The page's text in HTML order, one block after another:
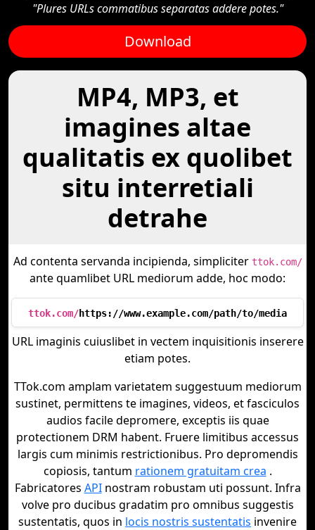
"Plures URLs commatibus separatas addere potes."
Download
MP4, MP3, et
imagines altae
qualitatis ex quolibet
situ interretiali
detrahe
Ad contenta servanda incipienda, simpliciter ttok.com/
ante quamlibet URL mediorum adde, hoc modo:
ttok.com/https://www.example.com/path/to/media
URL imaginis cuiuslibet in vectem inquisitionis inserere
etiam potes.
TTok.com amplam varietatem suggestuum mediorum
sustinet, permittens te imagines, videos, et fasciculos
audios facile depromere, exceptis iis quae
protectionem DRM habent. Fruere limitibus accessus
largis cum minimis restrictionibus. Pro depromendis
copiosis, tantum rationem gratuitam crea .
Fabricatores APInostram robustam uti possunt. Infra
volve pro ducibus gradatim pro omnibus suggestis
sustentatis, quos in locis nostris sustentatis invenire